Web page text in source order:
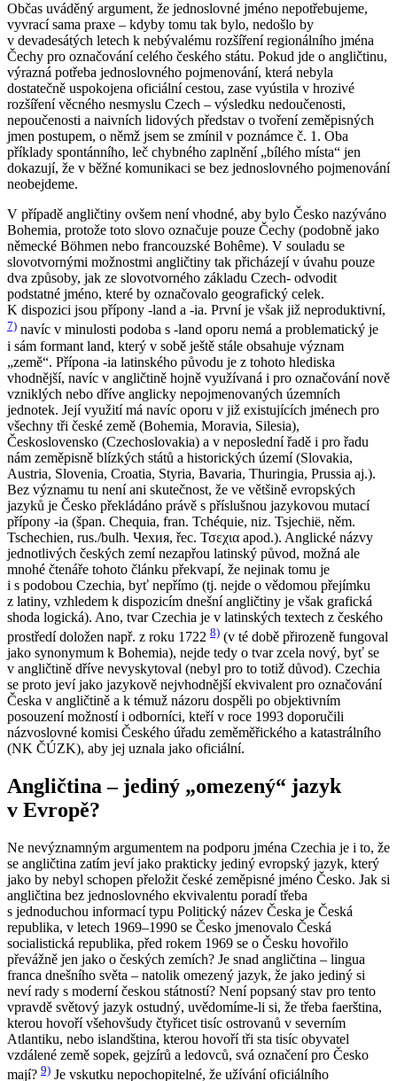
Občas uváděný argument, že jednoslovné jméno nepotřebujeme,
vyvrací sama praxe – kdyby tomu tak bylo, nedošlo by
v devadesátých letech k nebývalému rozšíření regionálního jména
Čechy pro označování celého českého státu. Pokud jde o angličtinu,
výrazná potřeba jednoslovného pojmenování, která nebyla
dostatečně uspokojena oficiální cestou, zase vyústila v hrozivé
rozšíření věcného nesmyslu Czech – výsledku nedoučenosti,
nepoučenosti a naivních lidových představ o tvoření zeměpisných
jmen postupem, o němž jsem se zmínil v poznámce č. 1. Oba
příklady spontánního, leč chybného zaplnění „bílého místa“ jen
dokazují, že v běžné komunikaci se bez jednoslovného pojmenování
neobejdeme.
V případě angličtiny ovšem není vhodné, aby bylo Česko nazýváno
Bohemia, protože toto slovo označuje pouze Čechy (podobně jako
německé Böhmen nebo francouzské Bohême). V souladu se
slovotvornými možnostmi angličtiny tak přicházejí v úvahu pouze
dva způsoby, jak ze slovotvorného základu Czech- odvodit
podstatné jméno, které by označovalo geografický celek.
K dispozici jsou přípony -land a -ia. První je však již neproduktivní,
7) navíc v minulosti podoba s -land oporu nemá a problematický je
i sám formant land, který v sobě ještě stále obsahuje význam
„země“. Přípona -ia latinského původu je z tohoto hlediska
vhodnější, navíc v angličtině hojně využívaná i pro označování nově
vzniklých nebo dříve anglicky nepojmenovaných územních
jednotek. Její využití má navíc oporu v již existujících jménech pro
všechny tři české země (Bohemia, Moravia, Silesia),
Československo (Czechoslovakia) a v neposlední řadě i pro řadu
nám zeměpisně blízkých států a historických území (Slovakia,
Austria, Slovenia, Croatia, Styria, Bavaria, Thuringia, Prussia aj.).
Bez významu tu není ani skutečnost, že ve většině evropských
jazyků je Česko překládáno právě s příslušnou jazykovou mutací
přípony -ia (špan. Chequia, fran. Tchéquie, niz. Tsjechië, něm.
Tschechien, rus./bulh. Чехия, řec. Τσεχια apod.). Anglické názvy
jednotlivých českých zemí nezapřou latinský původ, možná ale
mnohé čtenáře tohoto článku překvapí, že nejinak tomu je
i s podobou Czechia, byť nepřímo (tj. nejde o vědomou přejímku
z latiny, vzhledem k dispozicím dnešní angličtiny je však grafická
shoda logická). Ano, tvarCzechia je v latinských textech z českého
prostředí doložen např. z roku 1722 8) (v té době přirozeně fungoval
jako synonymum k Bohemia), nejde tedy o tvar zcela nový, byť se
v angličtině dříve nevyskytoval (nebyl pro to totiž důvod). Czechia
se proto jeví jako jazykově nejvhodnější ekvivalent pro označování
Česka v angličtině a k témuž názoru dospěli po objektivním
posouzení možností i odborníci, kteří v roce 1993 doporučili
názvoslovné komisi Českého úřadu zeměměřického a katastrálního
(NK ČÚZK), aby jej uznala jako oficiální.
Angličtina – jediný „omezený“ jazyk
v Evropě?
Ne nevýznamným argumentem na podporu jména Czechia je i to, že
se angličtina zatím jeví jako prakticky jediný evropský jazyk, který
jako by nebyl schopen přeložit české zeměpisné jméno Česko. Jak si
angličtina bez jednoslovného ekvivalentu poradí třeba
s jednoduchou informací typu Politický název Česka je Česká
republika, v letech 1969–1990 se Česko jmenovalo Česká
socialistická republika, před rokem 1969 se o Česku hovořilo
převážně jen jako o českých zemích? Je snad angličtina – lingua
franca dnešního světa – natolik omezený jazyk, že jako jediný si
neví rady s moderní českou státností? Není popsaný stav pro tento
vpravdě světový jazyk ostudný, uvědomíme-li si, že třeba faerština,
kterou hovoří všehovšudy čtyřicet tisíc ostrovanů v severním
Atlantiku, nebo islandština, kterou hovoří tři sta tisíc obyvatel
vzdálené země sopek, gejzírů a ledovců, svá označení pro Česko
mají? 9) Je vskutku nepochopitelné, že užívání oficiálního